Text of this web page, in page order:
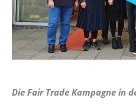
Die Fair Trade Kampagne in